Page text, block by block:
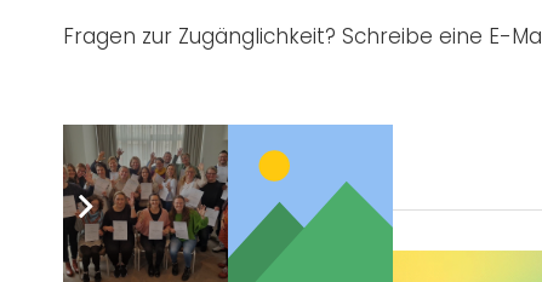
Fragen zur Zugänglichkeit? Schreibe eine E-
Post Views: 1.364